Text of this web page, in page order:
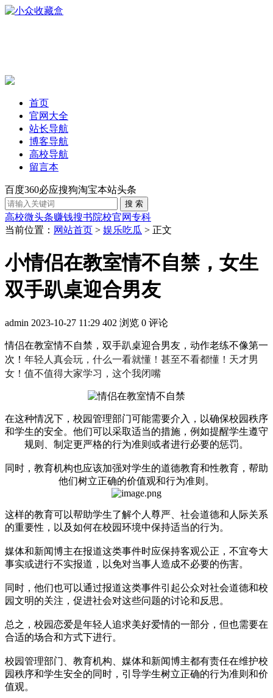
首页
官网大全
站长导航
博客导航
高校导航
留言本
百度360必应搜狗淘宝本站头条
高校微头条赚钱搜书院校官网专科
当前位置： 网站首页 > 娱乐吃瓜 > 正文
小情侣在教室情不自禁，女生
双手趴桌迎合男友
admin 2023-10-27 11:29 402 浏览 0 评论
情侣在教室情不自禁，双手趴桌迎合男友，动作老练不像第一
次！ 年轻人真会玩，什么一看就懂！甚至不看都懂！天才男
女！值不值得大家学习，这个我闭嘴
在这种情况下，校园管理部门可能需要介入，以确保校园秩序
和学生的安全。他们可以采取适当的措施，例如提醒学生遵守
规则、制定更严格的行为准则或者进行必要的惩罚。
同时，教育机构也应该加强对学生的道德教育和性教育，帮助
他们树立正确的价值观和行为准则。
这样的教育可以帮助学生了解个人尊严、社会道德和人际关系
的重要性，以及如何在校园环境中保持适当的行为。
媒体和新闻博主在报道这类事件时应保持客观公正，不宜夸大
事实或进行不实报道，以免对当事人造成不必要的伤害。
同时，他们也可以通过报道这类事件引起公众对社会道德和校
园文明的关注，促进社会对这些问题的讨论和反思。
总之，校园恋爱是年轻人追求美好爱情的一部分，但也需要在
合适的场合和方式下进行。
校园管理部门、教育机构、媒体和新闻博主都有责任在维护校
园秩序和学生安全的同时，引导学生树立正确的行为准则和价
值观。